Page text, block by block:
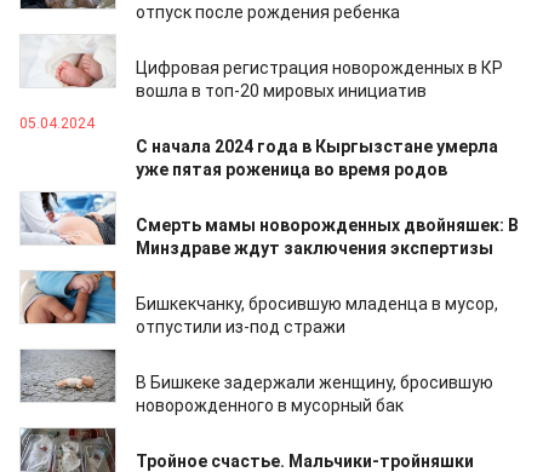
отпуск после рождения ребенка
16.09.2024
Цифровая регистрация новорожденных в КР
вошла в топ-20 мировых инициатив
05.04.2024
С начала 2024 года в Кыргызстане умерла
уже пятая роженица во время родов
16.01.2024
Смерть мамы новорожденных двойняшек: В
Минздраве ждут заключения экспертизы
16.11.2023
Бишкекчанку, бросившую младенца в мусор,
отпустили из-под стражи
11.11.2023
В Бишкеке задержали женщину, бросившую
новорожденного в мусорный бак
19.09.2023
Тройное счастье. Мальчики-тройняшки